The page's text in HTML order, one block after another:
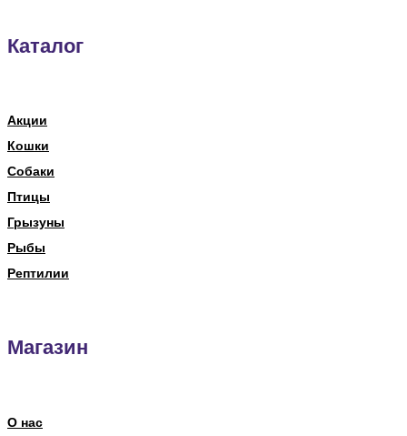
Каталог
Акции
Кошки
Собаки
Птицы
Грызуны
Рыбы
Рептилии
Магазин
О нас